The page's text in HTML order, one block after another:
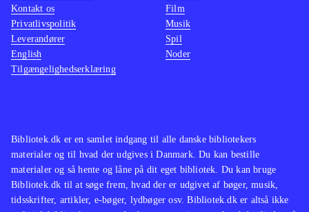
Bibliotek.dk er en samlet indgang til alle danske bibliotekers
materialer og til hvad der udgives i Danmark. Du kan bestille
materialer og så hente og låne på dit eget bibliotek. Du kan bruge
Bibliotek.dk til at søge frem, hvad der er udgivet af bøger, musik,
tidsskrifter, artikler, e-bøger, lydbøger osv. Bibliotek.dk er altså ikke
Kontakt os
Privatlivspolitik
Leverandører
English
Tilgængelighedserklæring
Film
Musik
Spil
Noder